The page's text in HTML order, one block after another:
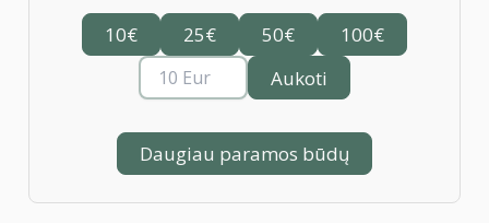
10€ 25€ 50€
100€
Aukoti
Daugiau paramos būdų